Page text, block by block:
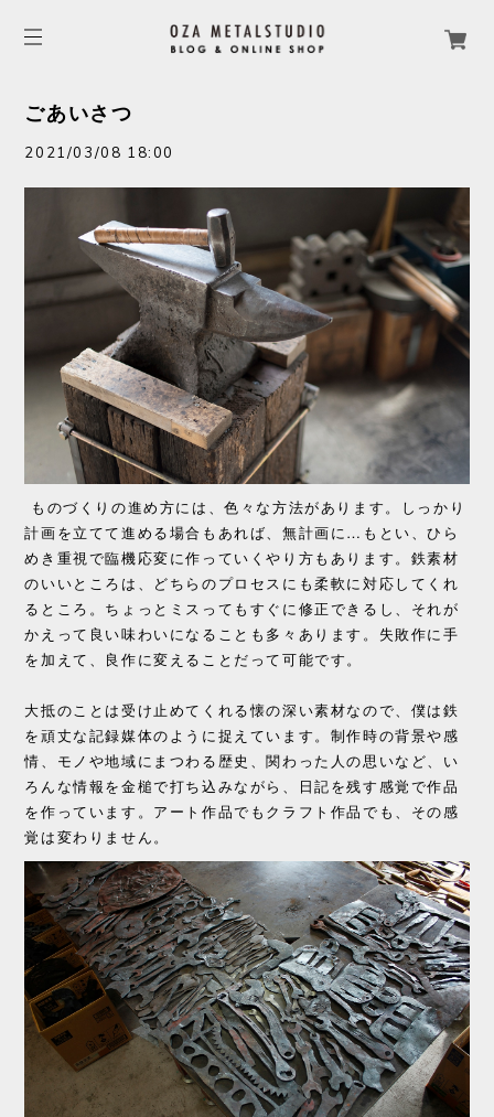
ごあいさつ
2021/03/08 18:00
ものづくりの進め方には、色々な方法があります。しっかり
計画を立てて進める場合もあれば、無計画に … もとい、ひら
めき重視で臨機応変に作っていくやり方もあります。鉄素材
のいいところは、どちらのプロセスにも柔軟に対応してくれ
るところ。ちょっとミスってもすぐに修正できるし、それが
かえって良い味わいになることも多々あります。失敗作に手
を加えて、良作に変えることだって可能です。
大抵のことは受け止めてくれる懐の深い素材なので、僕は鉄
を頑丈な記録媒体のように捉えています。制作時の背景や感
情、モノや地域にまつわる歴史、関わった人の思いなど、い
ろんな情報を金槌で打ち込みながら、日記を残す感覚で作品
を作っています。アート作品でもクラフト作品でも、その感
覚は変わりません。